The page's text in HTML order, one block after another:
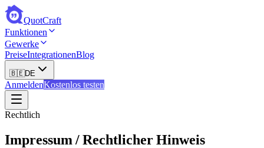
QuotCraft
Funktionen
Gewerke
PreiseIntegrationenBlog
🇧🇪DE
AnmeldenKostenlos testen
Rechtlich
Impressum / Rechtlicher Hinweis